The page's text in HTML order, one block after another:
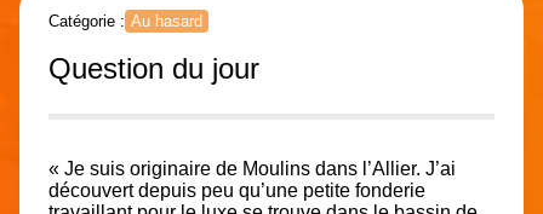
Catégorie : Au hasard
Question du jour
« Je suis originaire de Moulins dans l’Allier. J’ai
découvert depuis peu qu’une petite fonderie